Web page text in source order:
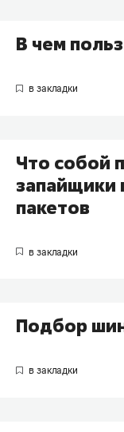
В чем
Что собой
запайщики
пакетов
Подбор